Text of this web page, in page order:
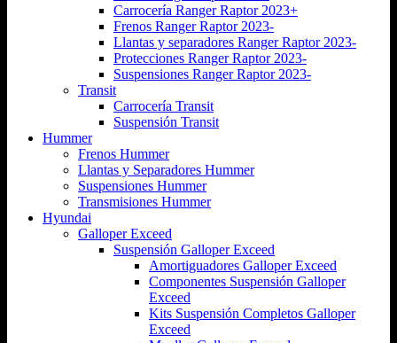
Carrocería Ranger Raptor 2023+
Frenos Ranger Raptor 2023-
Llantas y separadores Ranger Raptor 2023-
Protecciones Ranger Raptor 2023-
Suspensiones Ranger Raptor 2023-
Transit
Carrocería Transit
Suspensión Transit
Hummer
Frenos Hummer
Llantas y Separadores Hummer
Suspensiones Hummer
Transmisiones Hummer
Hyundai
Galloper Exceed
Suspensión Galloper Exceed
Amortiguadores Galloper Exceed
Componentes Suspensión Galloper
Exceed
Kits Suspensión Completos Galloper
Exceed